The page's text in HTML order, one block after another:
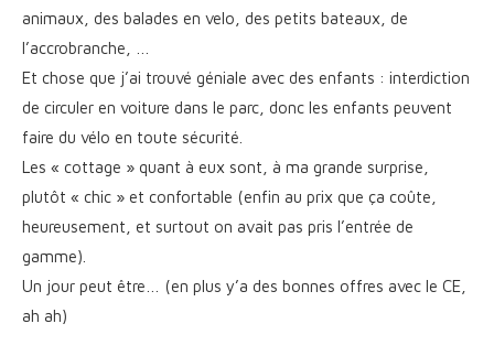
animaux, des balades en velo, des petits bateaux, de
l’accrobranche, …
Et chose que j’ai trouvé géniale avec des enfants : interdiction
de circuler en voiture dans le parc, donc les enfants peuvent
faire du vélo en toute sécurité.
Les « cottage » quant à eux sont, à ma grande surprise,
plutôt « chic » et confortable (enfin au prix que ça coûte,
heureusement, et surtout on avait pas pris l’entrée de
gamme).
Un jour peut être… (en plus y’a des bonnes offres avec le CE,
ah ah)